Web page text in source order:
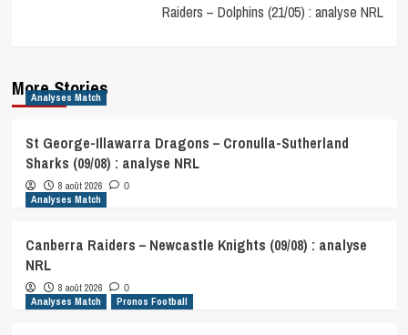
Raiders – Dolphins (21/05) : analyse NRL
More Stories
Analyses Match
St George-Illawarra Dragons – Cronulla-Sutherland
Sharks (09/08) : analyse NRL
8 août 2026 0
Analyses Match
Canberra Raiders – Newcastle Knights (09/08) : analyse
NRL
8 août 2026 0
Analyses Match Pronos Football